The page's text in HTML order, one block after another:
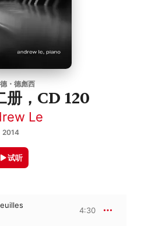
・德彪西
册，CD 120
Le
2014
试听
4:30